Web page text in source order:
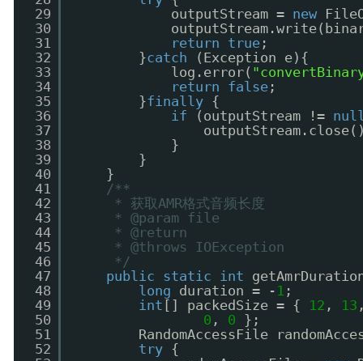
29
30
31
32
33
34
35
36
37
38
39
40
41
42
43
44
45
46
47
48
49
50
51
52
outputStream = new
return
true ;
}catch
(Exception e){
log.error(
return
false ;
}finally {
if
(outputStream !=
}
}
}
/**
* 获取AMR格式音频长度
* @param file
* @return
* @throws IOException
*/
public
static int
long
duration = - 1 ;
int [] packedSize = { 12 , 13
0 , 0
};
RandomAccessFile
try {